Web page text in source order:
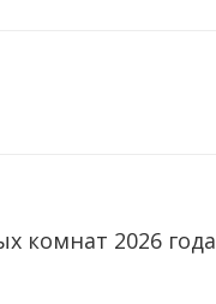
комнат 2026 года